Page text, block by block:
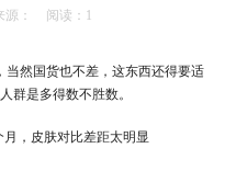
源： 阅读：1
然国货也不差，这东西还得要适
群是多得数不胜数。